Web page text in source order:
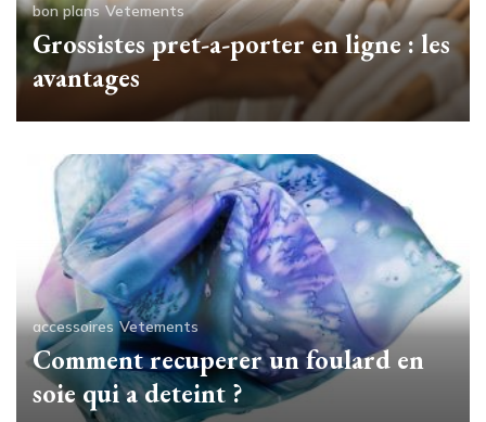
bon plans Vetements
Grossistes pret-a-porter en ligne : les
avantages
accessoires Vetements
Comment recuperer un foulard en
soie qui a deteint ?